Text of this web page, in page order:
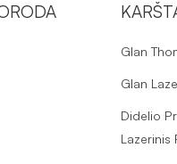
Glan
Glan
Didelio
Lazerinis